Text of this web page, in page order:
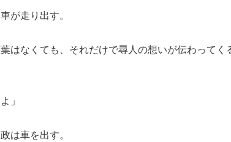
が走り出す。
はなくても、それだけで尋人の想いが伝わってく
」
は車を出す。